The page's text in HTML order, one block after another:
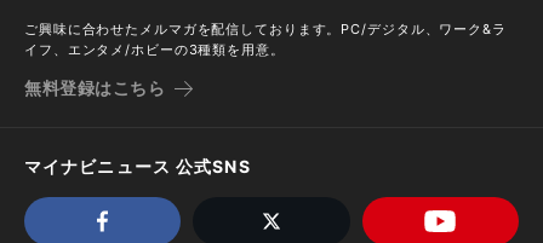
ご興味に合わせたメルマガを配信しております。PC/デジタル、ワーク&ラ
イフ、エンタメ/ホビーの3種類を用意。
無料登録はこちら
マイナビニュース 公式SNS